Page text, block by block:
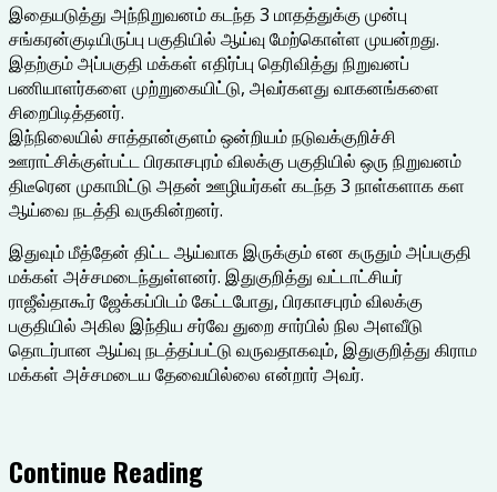
இதையடுத்து அந்நிறுவனம் கடந்த 3 மாதத்துக்கு முன்பு
சங்கரன்குடியிருப்பு பகுதியில் ஆய்வு மேற்கொள்ள முயன்றது.
இதற்கும் அப்பகுதி மக்கள் எதிர்ப்பு தெரிவித்து நிறுவனப்
பணியாளர்களை முற்றுகையிட்டு, அவர்களது வாகனங்களை
சிறைபிடித்தனர்.
இந்நிலையில் சாத்தான்குளம் ஒன்றியம் நடுவக்குறிச்சி
ஊராட்சிக்குள்பட்ட பிரகாசபுரம் விலக்கு பகுதியில் ஒரு நிறுவனம்
திடீரென முகாமிட்டு அதன் ஊழியர்கள் கடந்த 3 நாள்களாக கள
ஆய்வை நடத்தி வருகின்றனர்.
இதுவும் மீத்தேன் திட்ட ஆய்வாக இருக்கும் என கருதும் அப்பகுதி
மக்கள் அச்சமடைந்துள்ளனர். இதுகுறித்து வட்டாட்சியர்
ராஜீவ்தாகூர் ஜேக்கப்பிடம் கேட்டபோது, பிரகாசபுரம் விலக்கு
பகுதியில் அகில இந்திய சர்வே துறை சார்பில் நில அளவீடு
தொடர்பான ஆய்வு நடத்தப்பட்டு வருவதாகவும், இதுகுறித்து கிராம
மக்கள் அச்சமடைய தேவையில்லை என்றார் அவர்.
Continue Reading